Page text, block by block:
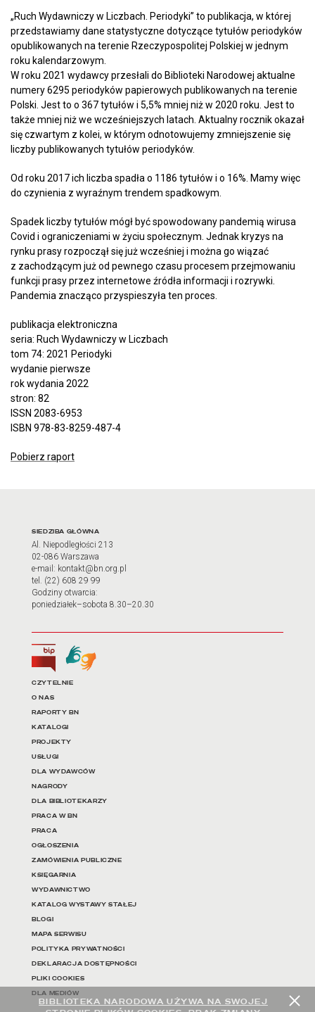
BIBLIOTEKA NARODOWA UŻYWA NA SWOJEJ
„Ruch Wydawniczy w Liczbach. Periodyki” to publikacja, w której
przedstawiamy dane statystyczne dotyczące tytułów periodyków
opublikowanych na terenie Rzeczypospolitej Polskiej w jednym
roku kalendarzowym.
W roku 2021 wydawcy przesłali do Biblioteki Narodowej aktualne
numery 6295 periodyków papierowych publikowanych na terenie
Polski. Jest to o 367 tytułów i 5,5% mniej niż w 2020 roku. Jest to
także mniej niż we wcześniejszych latach. Aktualny rocznik okazał
się czwartym z kolei, w którym odnotowujemy zmniejszenie się
liczby publikowanych tytułów periodyków.
Od roku 2017 ich liczba spadła o 1186 tytułów i o 16%. Mamy więc
do czynienia z wyraźnym trendem spadkowym.
Spadek liczby tytułów mógł być spowodowany pandemią wirusa
Covid i ograniczeniami w życiu społecznym. Jednak kryzys na
rynku prasy rozpoczął się już wcześniej i można go wiązać
z zachodzącym już od pewnego czasu procesem przejmowaniu
funkcji prasy przez internetowe źródła informacji i rozrywki.
Pandemia znacząco przyspieszyła ten proces.
publikacja elektroniczna
seria: Ruch Wydawniczy w Liczbach
tom 74: 2021 Periodyki
wydanie pierwsze
rok wydania 2022
stron: 82
ISSN 2083-6953
ISBN 978-83-8259-487-4
Pobierz raport
Adres oraz godziny
SIEDZIBA GŁÓWNA
Al. Niepodległości 213
02-086 Warszawa
e-mail: kontakt@bn.org.pl
tel. (22) 608 29 99
Godziny otwarcia:
poniedziałek–sobota 8.30–20.30
Biuletyn Informacji Publicznej
Tłumacz języka migowego
Linki do najważniejszych
CZYTELNIE
O NAS
RAPORTY BN
KATALOGI
PROJEKTY
USŁUGI
DLA WYDAWCÓW
NAGRODY
DLA BIBLIOTEKARZY
PRACA W BN
PRACA
OGŁOSZENIA
ZAMÓWIENIA PUBLICZNE
KSIĘGARNIA
WYDAWNICTWO
KATALOG WYSTAWY STAŁEJ
BLOGI
MAPA SERWISU
POLITYKA PRYWATNOŚCI
DEKLARACJA DOSTĘPNOŚCI
PLIKI COOKIES
DLA MEDIÓW